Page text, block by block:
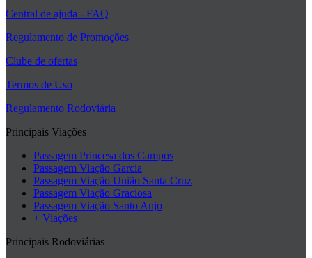
Central de ajuda - FAQ
Regulamento de Promoções
Clube de ofertas
Termos de Uso
Regulamento Rodoviária
Principais Viações
Passagem Princesa dos Campos
Passagem Viação Garcia
Passagem Viação União Santa Cruz
Passagem Viação Graciosa
Passagem Viação Santo Anjo
+ Viações
Principais Rodoviárias